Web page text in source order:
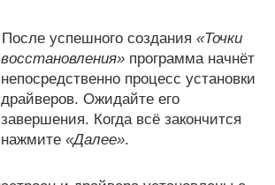
После успешного создания «Точки
восстановления» программа начнёт
непосредственно процесс установки
драйверов. Ожидайте его
завершения. Когда всё закончится
нажмите «Далее».